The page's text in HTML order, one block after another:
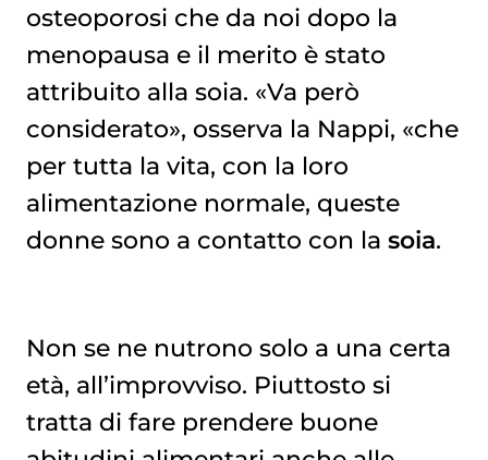
osteoporosi che da noi dopo la
menopausa e il merito è stato
attribuito alla soia. «Va però
considerato», osserva la Nappi, «che
per tutta la vita, con la loro
alimentazione normale, queste
donne sono a contatto con la soia.
Non se ne nutrono solo a una certa
età, all’improvviso. Piuttosto si
tratta di fare prendere buone